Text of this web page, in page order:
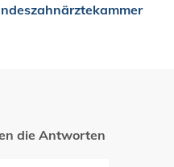
die Antworten